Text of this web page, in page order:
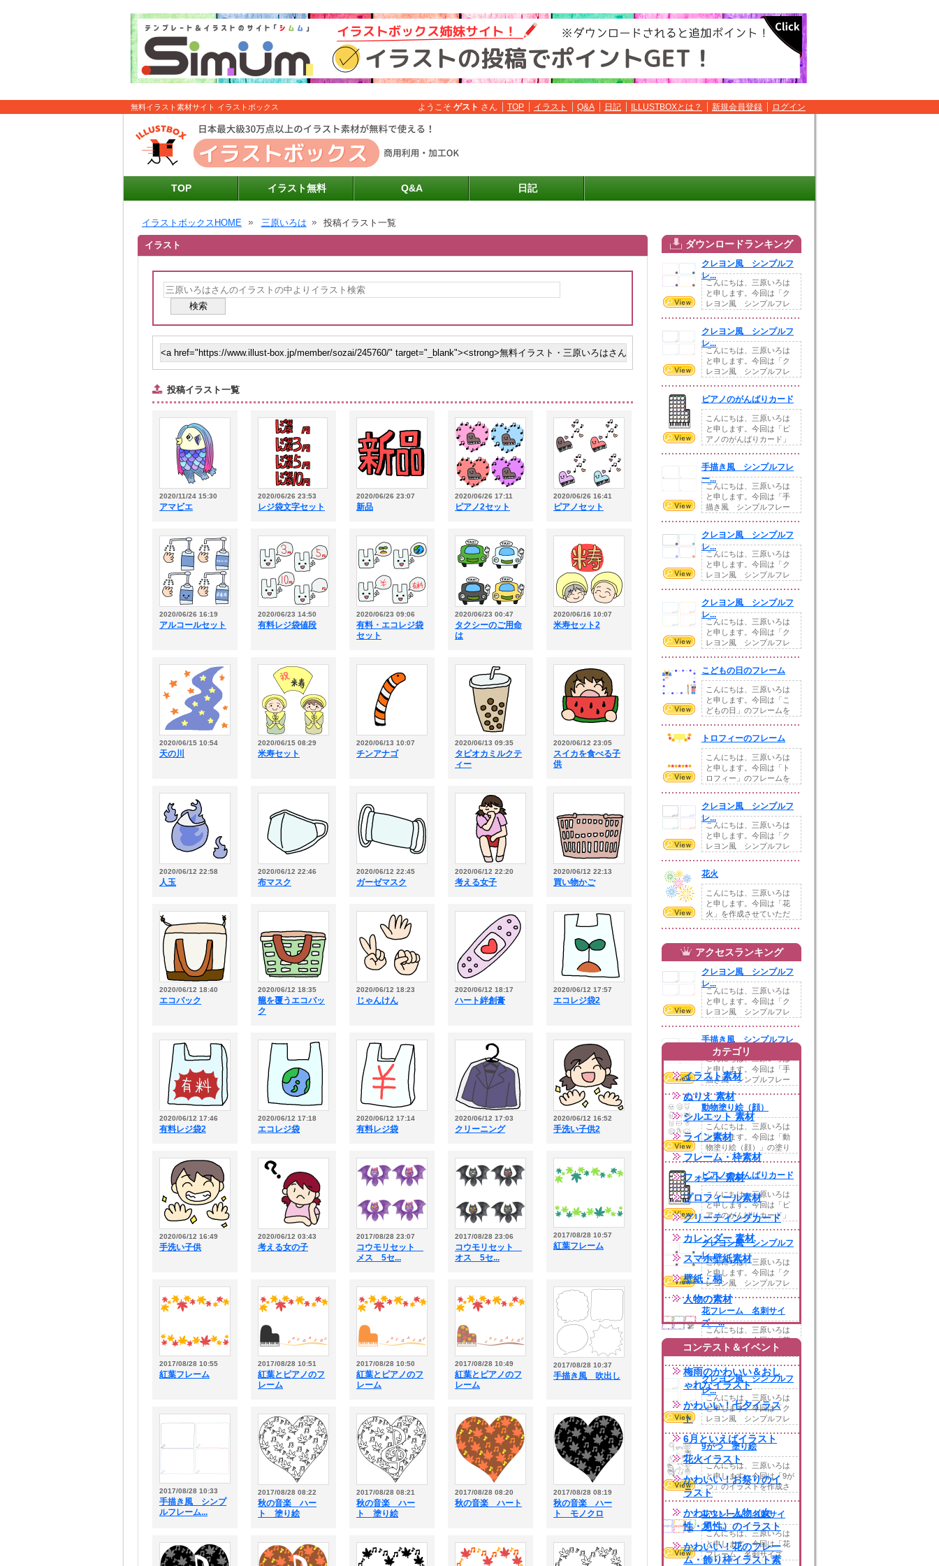
無料イラスト素材サイト イラストボックス ようこそ ゲスト さん TOP イラスト Q&A 日記 ILLUSTBOXとは？ 新規会員登録 ログイン
TOP イラスト無料 Q&A 日記
イラストボックスHOME 三原いろは 投稿イラスト一覧
イラスト
投稿イラスト一覧
2020/11/24 15:30
アマビエ
2020/06/26 23:53
レジ袋文字セット
2020/06/26 23:07
新品
2020/06/26 17:11
ピアノ2セット
2020/06/26 16:41
ピアノセット
2020/06/26 16:19
アルコールセット
2020/06/23 14:50
有料レジ袋値段
2020/06/23 09:06
有料・エコレジ袋
セット
2020/06/23 00:47
タクシーのご用命
は
2020/06/16 10:07
米寿セット2
2020/06/15 10:54
天の川
2020/06/15 08:29
米寿セット
2020/06/13 10:07
チンアナゴ
2020/06/13 09:35
タピオカミルクテ
ィー
2020/06/12 23:05
スイカを食べる子
供
2020/06/12 22:58
人玉
2020/06/12 22:46
布マスク
2020/06/12 22:45
ガーゼマスク
2020/06/12 22:20
考える女子
2020/06/12 22:13
買い物かご
2020/06/12 18:40
エコバック
2020/06/12 18:35
籠を覆うエコバッ
ク
2020/06/12 18:23
じゃんけん
2020/06/12 18:17
ハート絆創膏
2020/06/12 17:57
エコレジ袋2
2020/06/12 17:46
有料レジ袋2
2020/06/12 17:18
エコレジ袋
2020/06/12 17:14
有料レジ袋
2020/06/12 17:03
クリーニング
2020/06/12 16:52
手洗い子供2
2020/06/12 16:49
手洗い子供
2020/06/12 03:43
考える女の子
2017/08/28 23:07
コウモリセット
メス 5セ...
2017/08/28 23:06
コウモリセット
オス 5セ...
2017/08/28 10:57
紅葉フレーム
2017/08/28 10:55
紅葉フレーム
2017/08/28 10:51
紅葉とピアノのフ
レーム
2017/08/28 10:50
紅葉とピアノのフ
レーム
2017/08/28 10:49
紅葉とピアノのフ
レーム
2017/08/28 10:37
手描き風 吹出し
2017/08/28 10:33
手描き風 シンプ
ルフレーム...
2017/08/28 08:22
秋の音楽 ハー
ト 塗り絵
2017/08/28 08:21
秋の音楽 ハー
ト 塗り絵
2017/08/28 08:20
秋の音楽 ハート
2017/08/28 08:19
秋の音楽 ハー
ト モノクロ
ダウンロードランキング
クレヨン風 シンプルフ
レ...
こんにちは、三原いろは
と申します。今回は「ク
レヨン風 シンプルフレ
クレヨン風 シンプルフ
レ...
こんにちは、三原いろは
と申します。今回は「ク
レヨン風 シンプルフレ
ピアノのがんばりカード
こんにちは、三原いろは
と申します。今回は「ピ
アノのがんばりカード」
手描き風 シンプルフレ
ー...
こんにちは、三原いろは
と申します。今回は「手
描き風 シンプルフレー
クレヨン風 シンプルフ
レ...
こんにちは、三原いろは
と申します。今回は「ク
レヨン風 シンプルフレ
クレヨン風 シンプルフ
レ...
こんにちは、三原いろは
と申します。今回は「ク
レヨン風 シンプルフレ
こどもの日のフレーム
こんにちは、三原いろは
と申します。今回は「こ
どもの日」のフレームを
トロフィーのフレーム
こんにちは、三原いろは
と申します。今回は「ト
ロフィー」のフレームを
クレヨン風 シンプルフ
レ...
こんにちは、三原いろは
と申します。今回は「ク
レヨン風 シンプルフレ
花火
こんにちは、三原いろは
と申します。今回は「花
火」を作成させていただ
アクセスランキング
クレヨン風 シンプルフ
レ...
こんにちは、三原いろは
と申します。今回は「ク
レヨン風 シンプルフレ
手描き風 シンプルフレ
ー...
こんにちは、三原いろは
と申します。今回は「手
描き風 シンプルフレー
ム 鉛筆」を作成さ...
動物塗り絵（顔）
こんにちは、三原いろは
と申します。今回は「動
物塗り絵（顔）」の塗り
絵を作成させていた...
ピアノのがんばりカード
こんにちは、三原いろは
と申します。今回は「ピ
アノのがんばりカード」
のイラストを作成さ...
クレヨン風 シンプルフ
レ...
こんにちは、三原いろは
と申します。今回は「ク
レヨン風 シンプルフレ
ーム サッカー」を...
花フレーム 名刺サイ
ズ ...
こんにちは、三原いろは
と申します。今回は「花
フレーム 名刺サイズ
クレヨン風 シンプルフ
レ...
こんにちは、三原いろは
と申します。今回は「ク
レヨン風 シンプルフレ
9がつ 塗り絵
こんにちは、三原いろは
と申します。今回は「9が
つ」のイラストを作成さ
せていただきまし...
花フレーム 名刺サイ
ズ ...
こんにちは、三原いろは
と申します。今回は「花
フレーム 名刺サイズ
カテゴリ
イラスト素材
ぬりえ 素材
シルエット 素材
ライン素材
フレーム・枠素材
フォント 素材
プロフィール素材
グリーティングカード
カレンダー 素材
スマホ壁紙素材
壁紙・柄
人物の素材
コンテスト＆イベント
梅雨のかわいい＆おし
ゃれなイラスト
かわいい！七夕イラス
ト
6月といえばイラスト
花火イラスト
かわいい！お祭りのイ
ラスト
かわいい！人物（女
性・男性）のイラスト
かわいい！花のフレー
ム・飾り枠イラスト素